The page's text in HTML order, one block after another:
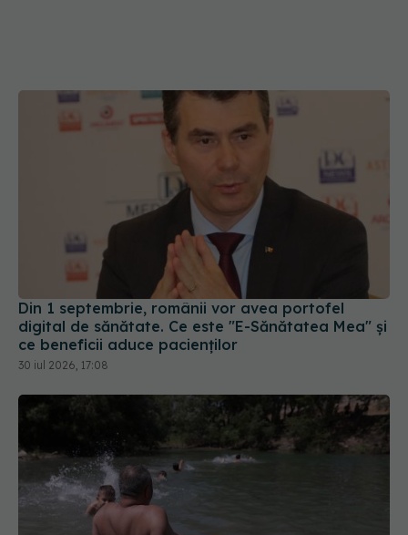
Din 1 septembrie, românii vor avea portofel
digital de sănătate. Ce este "E-Sănătatea Mea" și
ce beneficii aduce pacienților
30 iul 2026, 17:08